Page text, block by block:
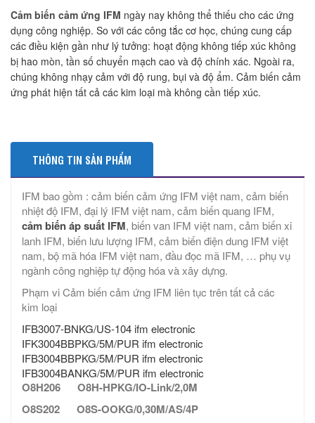
Cảm biến cảm ứng IFM ngày nay không thể thiếu cho các ứng
dụng công nghiệp. So với các công tắc cơ học, chúng cung cấp
các điều kiện gần như lý tưởng: hoạt động không tiếp xúc không
bị hao mòn, tần số chuyển mạch cao và độ chính xác. Ngoài ra,
chúng không nhạy cảm với độ rung, bụi và độ ẩm. Cảm biến cảm
ứng phát hiện tất cả các kim loại mà không cần tiếp xúc.
THÔNG TIN SẢN PHẨM
IFM bao gồm : cảm biến cảm ứng IFM việt nam, cảm biến
nhiệt độ IFM, đại lý IFM việt nam, cảm biến quang IFM,
cảm biến áp suất IFM, biến van IFM việt nam, cảm biến xi
lanh IFM, biến lưu lượng IFM, cảm biến điện dung IFM việt
nam, bộ mã hóa IFM việt nam, đầu đọc mã IFM, … phụ vụ
ngành công nghiệp tự động hóa và xây dựng.
Phạm vi Cảm biến cảm ứng IFM liên tục trên tất cả các
kim loại
IFB3007-BNKG/US-104 ifm electronic
IFK3004BBPKG/5M/PUR ifm electronic
IFB3004BBPKG/5M/PUR ifm electronic
IFB3004BANKG/5M/PUR ifm electronic
O8H206 O8H-HPKG/IO-Link/2,0M
O8S202 O8S-OOKG/0,30M/AS/4P